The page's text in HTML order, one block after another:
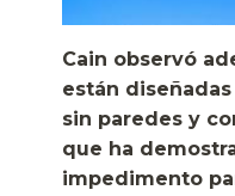
Cain observó
están diseñadas
sin paredes y
que ha
impedimento